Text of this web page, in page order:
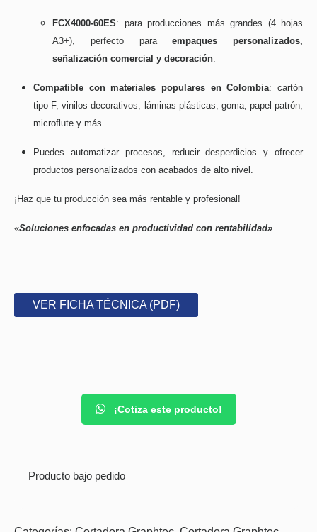
FCX4000-60ES: para producciones más grandes (4 hojas
A3+), perfecto paraempaques personalizados,
señalización comercial y decoración.
Compatible con materiales populares en Colombia: cartón
tipo F, vinilos decorativos, láminas plásticas, goma, papel patrón,
microflute y más.
Puedes automatizar procesos, reducir desperdicios y ofrecer
productos personalizados con acabados de alto nivel.
¡Haz que tu producción sea más rentable y profesional!
«Soluciones enfocadas en productividad con rentabilidad»
VER FICHA TÉCNICA (PDF)
¡Cotiza este producto!
Producto bajo pedido